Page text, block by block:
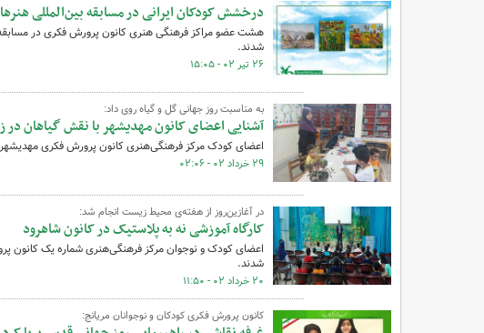
درخشش کودکان ایرانی در مسابقه بین‌المللی
هشت عضو مراکز فرهنگی هنری کانون پرورش فکری در
شدند.
۲۶ تیر ۰۲ - ۱۵:۰۵
به مناسبت روز جهانی گل و گیاه روی داد:
آشنایی اعضای کانون مهدیشهر با نقش گیاهان در
اعضای کودک مرکز فرهنگی‌هنری کانون پرورش فکری
۲۹ خرداد ۰۲ - ۰۲:۰۶
در آغازین‌روز از هفته‌ی محیط زیست انجام شد:
کارگاه آموزشی نه به پلاستیک در کانون شاهرود
اعضای کودک و نوجوان مرکز فرهنگی‌هنری شماره یک کانون
شدند.
۲۰ خرداد ۰۲ - ۱۱:۵۰
کانون پرورش فکری کودکان و نوجوانان مریانج: